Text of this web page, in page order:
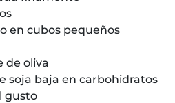
en cubos pequeños
de oliva
soja baja en carbohidratos
gusto